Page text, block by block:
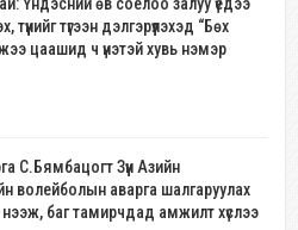
Үндэсний өв соёлоо залуу үедээ
түүнийг түгээн дэлгэрүүлэхэд “Бөх
цаашид ч үнэтэй хувь нэмэр
С.Бямбацогт Зүүн Азийн
волейболын аварга шалгаруулах
баг тамирчдад амжилт хүслээ